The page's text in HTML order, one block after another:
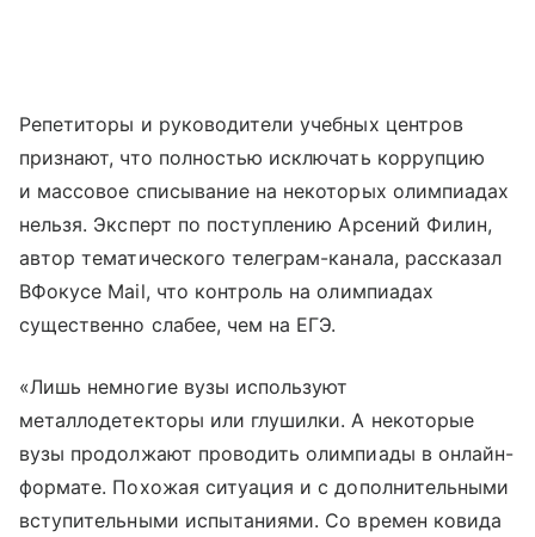
Репетиторы и руководители учебных центров
признают, что полностью исключать коррупцию
и массовое списывание на некоторых олимпиадах
нельзя. Эксперт по поступлению Арсений Филин,
автор тематического телеграм-канала, рассказал
ВФокусе Mail, что контроль на олимпиадах
существенно слабее, чем на ЕГЭ.
«Лишь немногие вузы используют
металлодетекторы или глушилки. А некоторые
вузы продолжают проводить олимпиады в онлайн-
формате. Похожая ситуация и с дополнительными
вступительными испытаниями. Со времен ковида